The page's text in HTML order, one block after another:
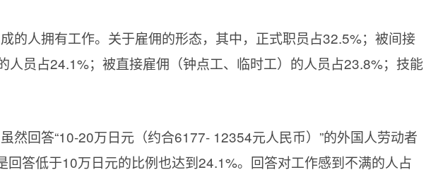
的人拥有工作。关于雇佣的形态，其中，正式职员占32.5%；被间接
人员占24.1%；被直接雇佣（钟点工、临时工）的人员占23.8%；技能
然回答“10-20万日元（约合6177- 12354元人民币）”的外国人劳动者
回答低于10万日元的比例也达到24.1%。回答对工作感到不满的人占